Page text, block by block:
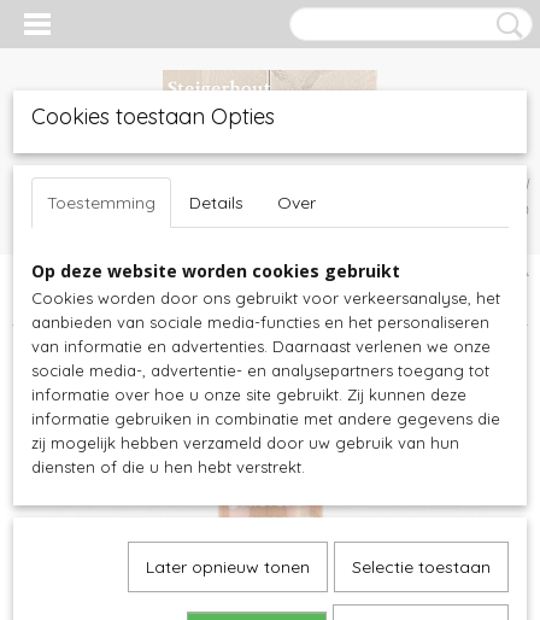
Inloggen Registreren
UW WINKELWAGEN
(0)
Home >Verfproducten>Nano Cleaner>Nano cleaner - voor zacht
hout - 1 liter
Cookies toestaan Opties
Toestemming Details Over
Op deze website worden cookies gebruikt
Cookies worden door ons gebruikt voor verkeersanalyse, het
aanbieden van sociale media-functies en het personaliseren
van informatie en advertenties. Daarnaast verlenen we onze
sociale media-, advertentie- en analysepartners toegang tot
informatie over hoe u onze site gebruikt. Zij kunnen deze
informatie gebruiken in combinatie met andere gegevens die
zij mogelijk hebben verzameld door uw gebruik van hun
diensten of die u hen hebt verstrekt.
Later opnieuw tonen Selectie toestaan